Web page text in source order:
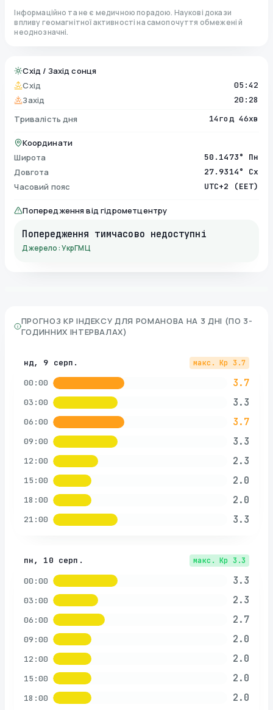
Інформаційно та не є медичною порадою. Наукові докази
впливу геомагнітної активності на самопочуття обмежені й
неоднозначні.
Схід / Захід сонця
Схід
05:42
Захід 20:28
Тривалість дня 14год 46хв
Координати
Широта
50.1473° Пн
Довгота 27.9314° Сх
Часовий пояс UTC+2 (EET)
Попередження від гідрометцентру
Попередження тимчасово недоступні
Джерело: УкрГМЦ
ПРОГНОЗ KP ІНДЕКСУ ДЛЯ РОМАНОВА НА 3 ДНІ (ПО 3-
ГОДИННИХ ІНТЕРВАЛАХ)
нд, 9 серп. макс. Kp 3.7
00:00 3.7
03:00 3.3
06:00 3.7
09:00 3.3
12:00 2.3
15:00 2.0
18:00 2.0
21:00 3.3
пн, 10 серп. макс. Kp 3.3
00:00 3.3
03:00 2.3
06:00 2.7
09:00 2.0
12:00 2.0
15:00 2.0
18:00 2.0